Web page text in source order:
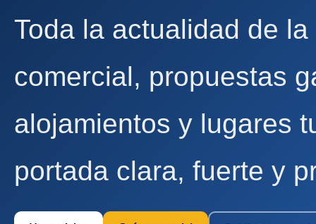
Toda la actualidad de
comercial, propuestas
alojamientos y lugares
portada clara, fuerte y